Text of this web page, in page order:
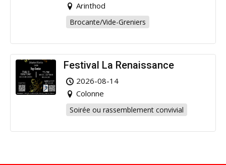
Arinthod
Brocante/Vide-Greniers
Festival La Renaissance
2026-08-14
Colonne
Soirée ou rassemblement convivial